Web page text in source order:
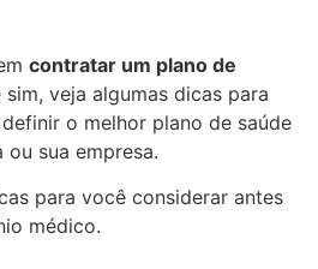
contratar um plano de
sim, veja algumas dicas para
o melhor plano de saúde
sua empresa.
para você considerar antes
médico.